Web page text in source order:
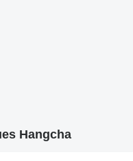
Hangcha